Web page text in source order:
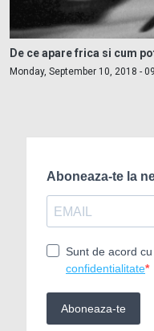
De ce apare frica si cum
Monday, September 10, 2018 -